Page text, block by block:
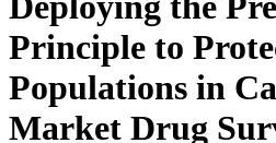
Principle to
Populations in
Market Drug